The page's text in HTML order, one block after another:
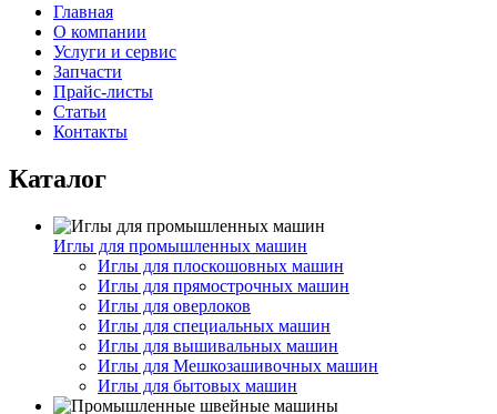
Главная
О компании
Услуги и сервис
Запчасти
Прайс-листы
Статьи
Контакты
Каталог
Иглы для промышленных машин
Иглы для плоскошовных машин
Иглы для прямострочных машин
Иглы для оверлоков
Иглы для специальных машин
Иглы для вышивальных машин
Иглы для Мешкозашивочных машин
Иглы для бытовых машин